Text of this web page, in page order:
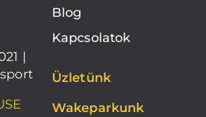
|
Blog
Kapcsolatok
Üzletünk
Wakeparkunk